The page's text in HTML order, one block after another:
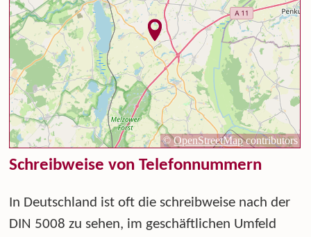
Schreibweise von Telefonnummern
In Deutschland ist oft die schreibweise nach der
DIN 5008 zu sehen, im geschäftlichen Umfeld